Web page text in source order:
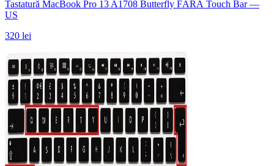
Tastatură MacBook Pro 13 A1708 Butterfly FĂRĂ Touch Bar —
US
320 lei